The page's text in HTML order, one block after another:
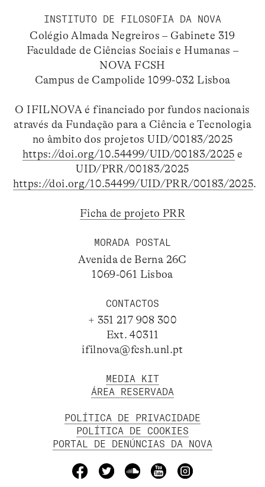
INSTITUTO DE FILOSOFIA DA NOVA
Colégio Almada Negreiros – Gabinete 319
Faculdade de Ciências Sociais e Humanas –
NOVA FCSH
Campus de Campolide 1099-032 Lisboa
O IFILNOVA é financiado por fundos nacionais
através da Fundação para a Ciência e Tecnologia
no âmbito dos projetos UID/00183/2025
https://doi.org/10.54499/UID/00183/2025 e
UID/PRR/00183/2025
https://doi.org/10.54499/UID/PRR/00183/2025.
Ficha de projeto PRR
MORADA POSTAL
Avenida de Berna 26C
1069-061 Lisboa
CONTACTOS
+ 351 217 908 300
Ext. 40311
ifilnova@fcsh.unl.pt
MEDIA KIT
ÁREA RESERVADA
POLÍTICA DE PRIVACIDADE
POLÍTICA DE COOKIES
PORTAL DE DENÚNCIAS DA NOVA